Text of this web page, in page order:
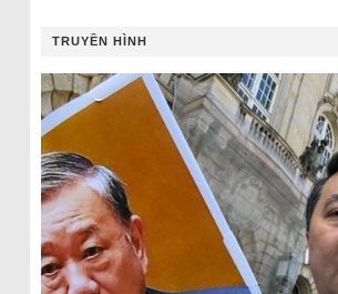
TRUYỀN HÌNH